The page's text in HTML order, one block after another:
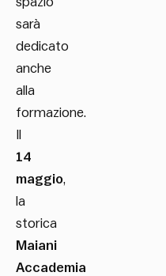
sarà
dedicato
anche
alla
formazione.
14
maggio,
la
storica
Maiani
Accademia